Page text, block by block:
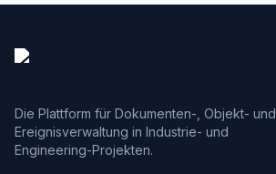
Die Plattform für Dokumenten-, Objekt- und
Ereignisverwaltung in Industrie- und
Engineering-Projekten.